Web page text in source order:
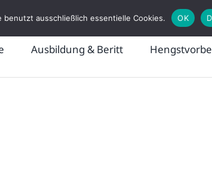
Ausbildung & Beritt
benutzt ausschließlich essentielle Cookies. OK